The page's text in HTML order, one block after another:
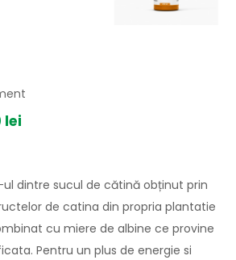
lei
dintre sucul de cătină obținut prin
de catina din propria plantatie
cu miere de albine ce provine
Pentru un plus de energie si